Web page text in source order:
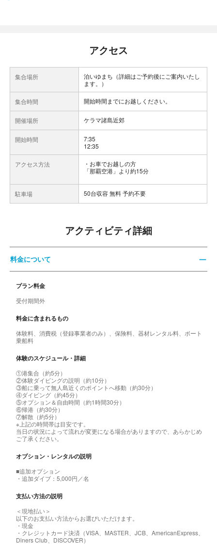
アクセス
集合場所
泊いゆまち（詳細はご予約後にご案内いたし
ます。）
集合時間 開始時間までにお越しください。
開催場所 ケラマ諸島近郊
開始時間
7:35
12:35
アクセス方法
お車でお越しの方
「那覇空港」より約15分
駐車場 50台収容 無料 予約不要
アクティビティ詳細
料金について
プラン料金
受付期間外
料金に含まれるもの
体験料、消費税（登録事業者のみ）、保険料、器材レンタル料、ボート
乗船料
体験のスケジュール・詳細
①港集合（約5分）
②体験ダイビングの説明（約10分）
③船に乗って無人島近くのポイントへ移動（約30分）
④ダイビング（約45分）
⑤オプション＆自由時間（約1時間30分）
⑥帰港（約30分）
⑦解散（約5分）
※上記の時間帯は目安です。
当日の状況によって流れが変更になる場合がありますので、あらかじめ
ご了承ください。
オプション・レンタルの説明
■追加オプション
・追加ダイブ：5,000円／名
支払い方法の説明
＜現地払い＞
以下のお支払い方法からお選びいただけます。
・現金
・クレジットカード決済（VISA、MASTER、JCB、AmericanExpress、
Diners Club、DISCOVER）